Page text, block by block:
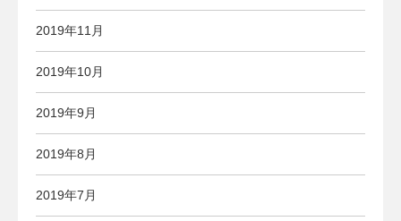
2019年11月
2019年10月
2019年9月
2019年8月
2019年7月